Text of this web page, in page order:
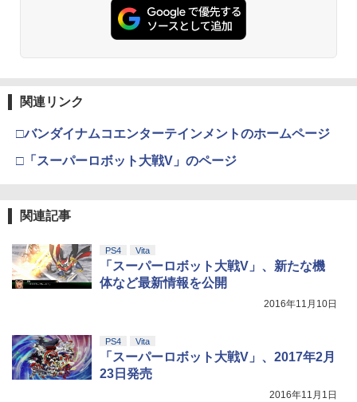
関連リンク
□バンダイナムコエンターテインメントのホームページ
□「スーパーロボット大戦V」のページ
関連記事
PS4 Vita
「スーパーロボット大戦V」、新たな機
体など最新情報を公開
2016年11月10日
PS4 Vita
「スーパーロボット大戦V」、2017年2月
23日発売
2016年11月1日